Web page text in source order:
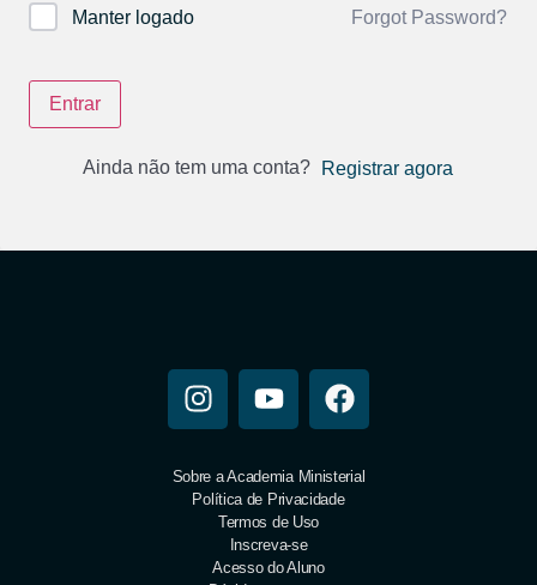
Manter logado Forgot Password?
Entrar
Ainda não tem uma conta? Registrar agora
Sobre a Academia Ministerial
Política de Privacidade
Termos de Uso
Inscreva-se
Acesso do Aluno